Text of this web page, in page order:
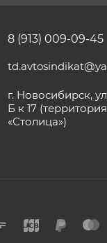
8 (913) 009-09-45
г. Новосибирск,
Б к 17
«Столица»)